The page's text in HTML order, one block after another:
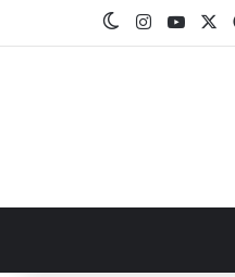
فيسبوك‫YouTube
انستقرامالوضع المظلم